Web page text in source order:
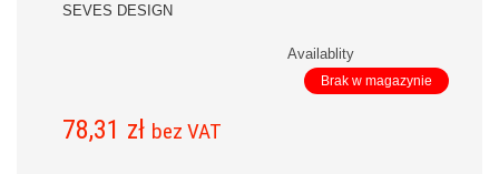
SEVES DESIGN
Availablity
Brak w magazynie
78,31 zł bez VAT